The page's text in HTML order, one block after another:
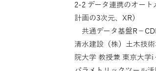
2-2 データ連携のオート
計画の3次元、XR）
共通データ基盤R－
清水建設（株）土木技
院大学 教授兼 東京大学